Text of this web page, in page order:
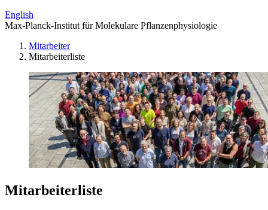
English
Max-Planck-Institut für Molekulare Pflanzenphysiologie
Mitarbeiter
Mitarbeiterliste
Mitarbeiterliste